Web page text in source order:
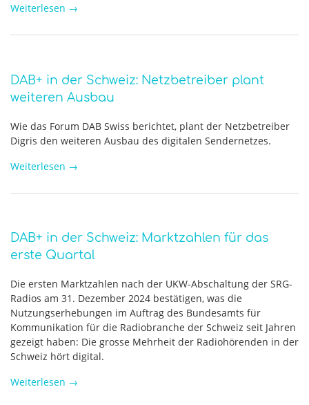
Weiterlesen →
DAB+ in der Schweiz: Netzbetreiber plant
weiteren Ausbau
Wie das Forum DAB Swiss berichtet, plant der Netzbetreiber
Digris den weiteren Ausbau des digitalen Sendernetzes.
Weiterlesen →
DAB+ in der Schweiz: Marktzahlen für das
erste Quartal
Die ersten Marktzahlen nach der UKW-Abschaltung der SRG-
Radios am 31. Dezember 2024 bestätigen, was die
Nutzungserhebungen im Auftrag des Bundesamts für
Kommunikation für die Radiobranche der Schweiz seit Jahren
gezeigt haben: Die grosse Mehrheit der Radiohörenden in der
Schweiz hört digital.
Weiterlesen →